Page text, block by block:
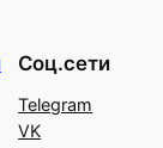
Соц.сети
Telegram
VK